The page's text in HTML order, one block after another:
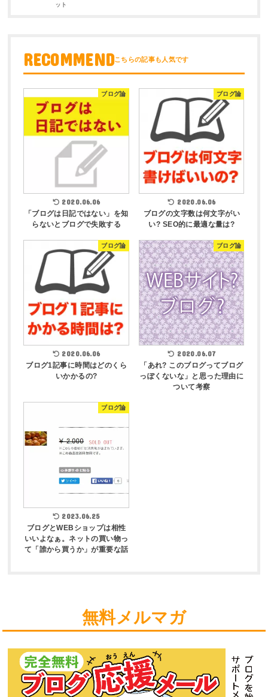
ット
RECOMMEND
ブログ論
2020.06.06
「ブログは日記ではない」を知
らないとブログで失敗する
ブログ論
2020.06.06
ブログの文字数は何文字がい
い? SEO的に最適な量は?
ブログ論
2020.06.06
ブログ1記事に時間はどのくら
いかかるの?
ブログ論
2020.06.07
「あれ? このブログってブログ
っぽくないな」と思った理由に
ついて考察
ブログ論
2023.06.25
ブログとWEBショップは相性
いいよなぁ。ネットの買い物っ
て「誰から買うか」が重要な話
無料メルマガ